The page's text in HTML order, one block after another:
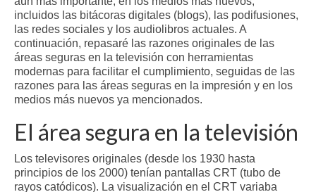
incluidos las bitácoras digitales (blogs), las podifusiones,
las redes sociales y los audiolibros actuales. A
continuación, repasaré las razones originales de las
áreas seguras en la televisión con herramientas
modernas para facilitar el cumplimiento, seguidas de las
razones para las áreas seguras en la impresión y en los
medios más nuevos ya mencionados.
El área segura en la televisión
Los televisores originales (desde los 1930 hasta
principios de los 2000) tenían pantallas CRT (tubo de
rayos catódicos). La visualización en el CRT variaba